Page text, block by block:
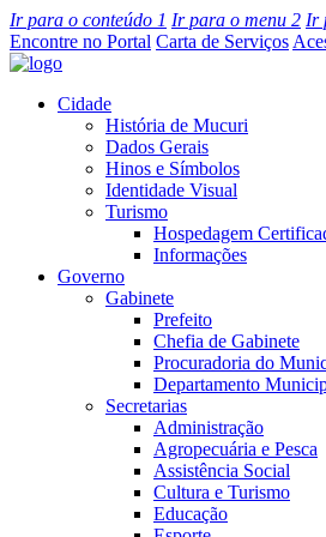
Ir para o conteúdo 1 Ir para o menu 2 Ir
Encontre no Portal Carta de Serviços
Cidade
História de Mucuri
Dados Gerais
Hinos e Símbolos
Identidade Visual
Turismo
Hospedagem
Informações
Governo
Gabinete
Prefeito
Chefia de Gabinete
Procuradoria do
Departamento
Secretarias
Administração
Agropecuária e Pesca
Assistência Social
Cultura e Turismo
Educação